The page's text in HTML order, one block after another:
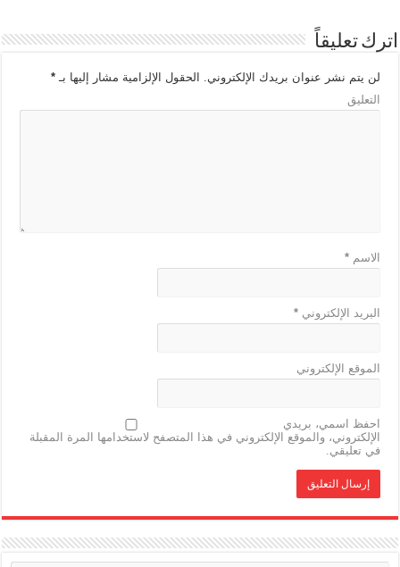
اترك تعليقاً
لن يتم نشر عنوان بريدك الإلكتروني. الحقول الإلزامية مشار إليها بـ*
التعليق
الاسم*
البريد الإلكتروني*
الموقع الإلكتروني
احفظ اسمي، بريدي
الإلكتروني، والموقع الإلكتروني في هذا المتصفح لاستخدامها المرة المقبلة
في تعليقي.